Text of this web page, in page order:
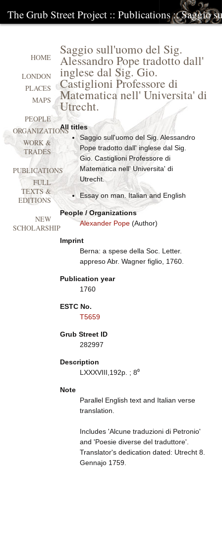
The Grub Street Project :: Publications:: Saggio
Saggio sull'uomo del Sig.
Alessandro Pope tradotto dall'
inglese dal Sig. Gio.
Castiglioni Professore di
Matematica nell' Universita' di
Utrecht.
All titles
Saggio sull'uomo del Sig. Alessandro
Pope tradotto dall' inglese dal Sig.
Gio. Castiglioni Professore di
Matematica nell' Universita' di
Utrecht.
Essay on man. Italian and English
People / Organizations
Alexander Pope(Author)
Imprint
Berna: a spese della Soc. Letter.
appreso Abr. Wagner figlio, 1760.
Publication year
1760
ESTC No.
T5659
Grub Street ID
282997
Description
LXXXVIII,192p. ; 8⁰
Note
Parallel English text and Italian verse
translation.
Includes 'Alcune traduzioni di Petronio'
and 'Poesie diverse del traduttore'.
Translator's dedication dated: Utrecht 8.
Gennajo 1759.
HOME
LONDON
PLACES
MAPS
PEOPLE
ORGANIZATIONS
WORK &
TRADES
PUBLICATIONS
FULL
TEXTS &
EDITIONS
NEW
SCHOLARSHIP